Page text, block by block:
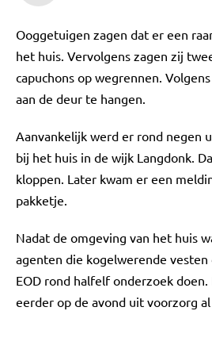
Ooggetuigen zagen dat er een
het huis. Vervolgens zagen zij
capuchons op wegrennen.
aan de deur te hangen.
Aanvankelijk werd er rond negen
bij het huis in de wijk Langdonk.
kloppen. Later kwam er een
pakketje.
Nadat de omgeving van het huis
agenten die kogelwerende vesten
EOD rond halfelf onderzoek
eerder op de avond uit voorzorg